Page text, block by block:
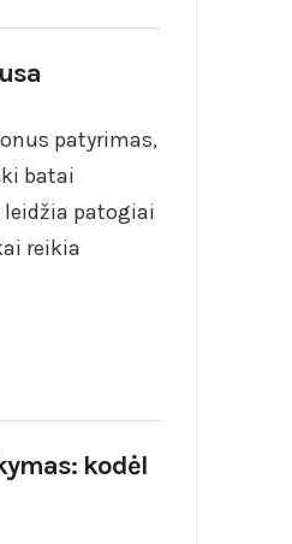
patyrimas,
batai
patogiai
reikia
kodėl